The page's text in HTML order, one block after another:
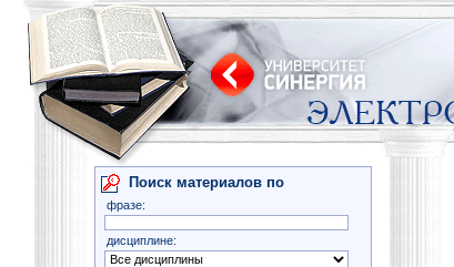
Поиск материалов по
фразе:
дисциплине: